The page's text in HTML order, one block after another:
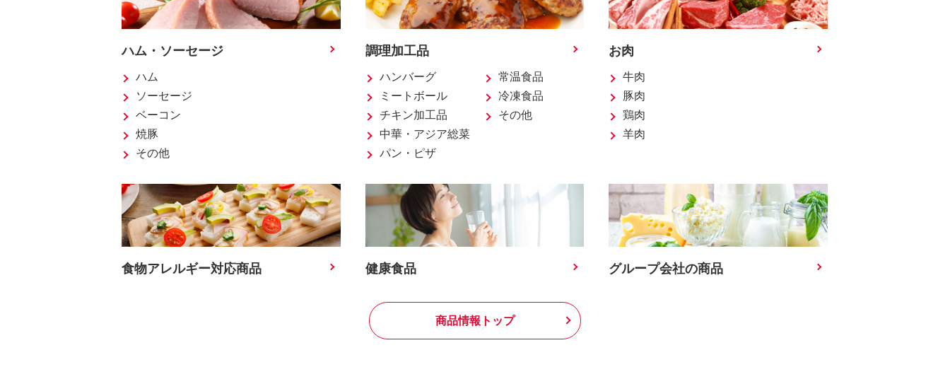
ハム・ソーセージ
ハム
ソーセージ
ベーコン
焼豚
その他
調理加工品
ハンバーグ
ミートボール
チキン加工品
中華・アジア総菜
パン・ピザ
常温食品
冷凍食品
その他
お肉
牛肉
豚肉
鶏肉
羊肉
食物アレルギー対応商品 健康食品 グループ会社の商品
商品情報トップ